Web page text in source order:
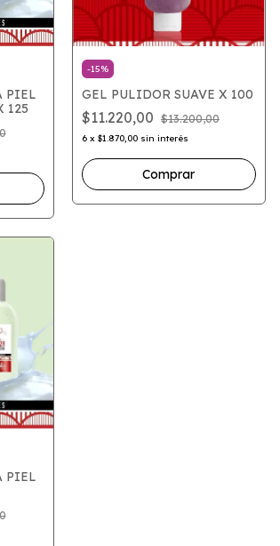
PIEL
125
-15%
GEL PULIDOR SUAVE X 100
$11.220,00 $13.200,00
6 x $1.870,00 sin interés
PIEL